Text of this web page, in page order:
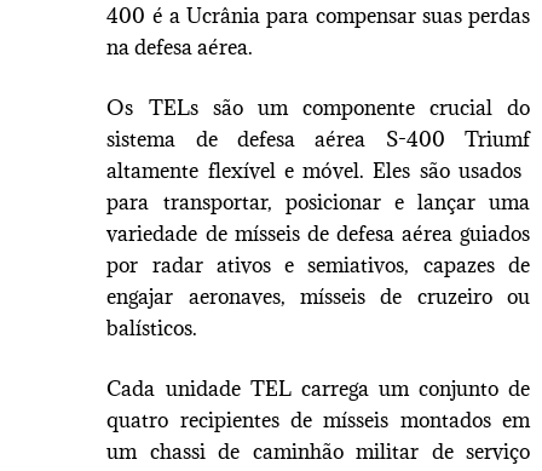
400 é a Ucrânia para compensar suas perdas
na defesa aérea.
Os TELs são um componente crucial do
sistema de defesa aérea S-400 Triumf
altamente flexível e móvel. Eles são usados ​​
para transportar, posicionar e lançar uma
variedade de mísseis de defesa aérea guiados
por radar ativos e semiativos, capazes de
engajar aeronaves, mísseis de cruzeiro ou
balísticos.
Cada unidade TEL carrega um conjunto de
quatro recipientes de mísseis montados em
um chassi de caminhão militar de serviço